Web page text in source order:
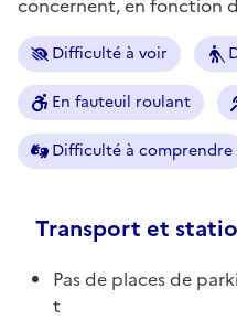
Difficulté à voir
En fauteuil roulant
Difficulté à comprendre
Transport et
Pas de places de
t